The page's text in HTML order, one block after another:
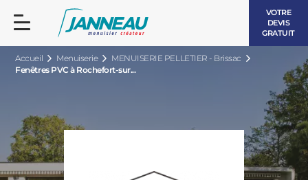
VOTRE
DEVIS
GRATUIT
Accueil Menuiserie
MENUISERIE PELLETIER - Brissac
Fenêtres PVC à Rochefort-sur...
FENÊTRES ET PORTES-FENÊTRES
LES CONTEMPORAINES